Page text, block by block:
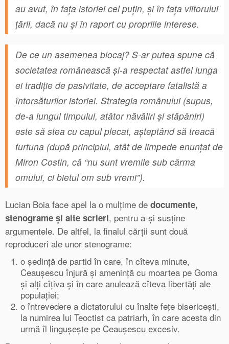
au avut, în fața istoriei cel puțin, și în fața viitorului
țării, dacă nu și în raport cu propriile interese.
De ce un asemenea blocaj? S-ar putea spune că
societatea românească și-a respectat astfel lunga
ei tradiție de pasivitate, de acceptare fatalistă a
întorsăturilor istoriei. Strategia românului (supus,
de-a lungul timpului, atâtor năvăliri și stăpâniri)
este să stea cu capul plecat, așteptând să treacă
furtuna (după principiul, atât de limpede enunțat de
Miron Costin, că “nu sunt vremile sub cârma
omului, ci bietul om sub vremi”).
Lucian Boia face apel la o mulțime de documente,
stenograme și alte scrieri, pentru a-și susține
argumentele. De altfel, la finalul cărții sunt două
reproduceri ale unor stenograme:
o ședință de partid în care, în cîteva minute,
Ceaușescu înjură și amenință cu moartea pe Goma
și alți cîțiva și în care anulează cîteva libertăți ale
populației;
o întrevedere a dictatorului cu înalte fețe bisericești,
la numirea lui Teoctist ca patriarh, în care acesta din
urmă îl lingușește pe Ceaușescu excesiv.